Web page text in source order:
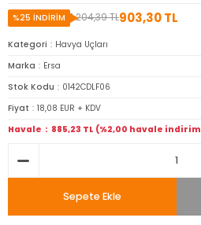
1.204,39 TL903,30 TL
%25 İNDİRİM
Kategori
Havya Uçları
Marka
Ersa
Stok Kodu
0142CDLF06
Fiyat
18,08 EUR + KDV
Havale
885,23 TL (%2,00 havale
Sepete Ekle